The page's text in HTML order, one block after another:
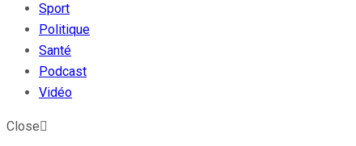
Sport
Politique
Santé
Podcast
Vidéo
Close